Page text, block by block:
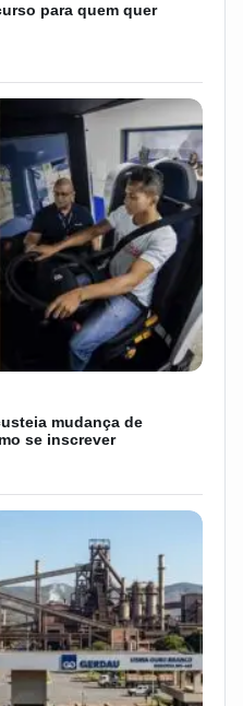
para quem quer
mudança de
se inscrever